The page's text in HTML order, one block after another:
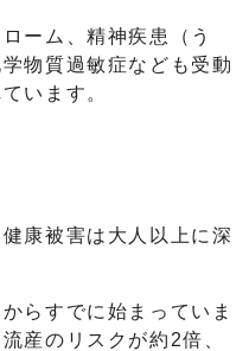
ーム、精神疾患（う
物質過敏症なども受動
います。
康被害は大人以上に深
らすでに始まっていま
産のリスクが約2倍、